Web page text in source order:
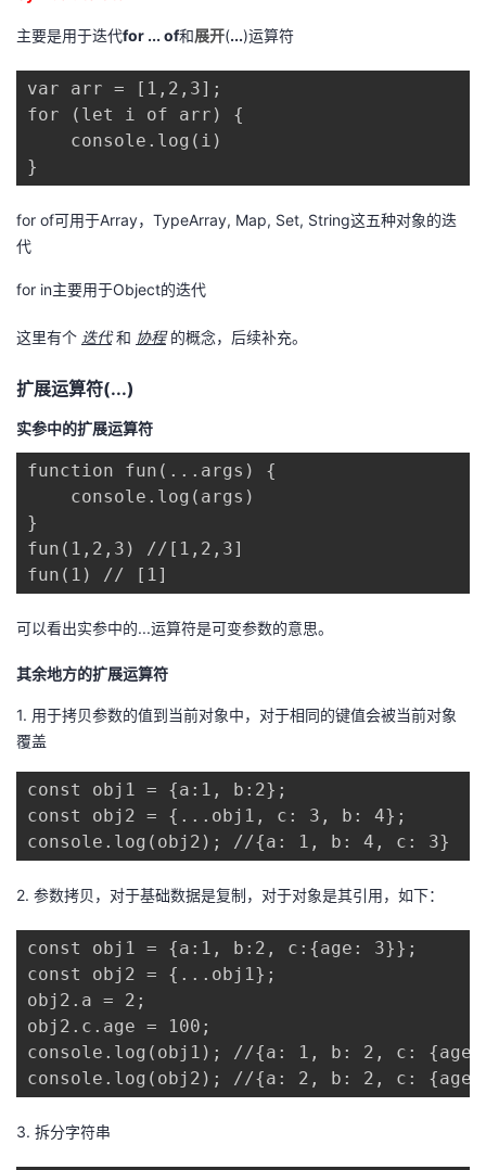
主要是用于迭代for ... of和展开(...)运算符
var arr = [1,2,3];
for (let i of arr) {
console.log(i)
}
for of可用于Array，TypeArray, Map, Set, String这五种对象的迭
代
for in主要用于Object的迭代
这里有个 迭代 和 协程 的概念，后续补充。
扩展运算符(...)
实参中的扩展运算符
function fun(...args) {
console.log(args)
}
fun(1,2,3) //[1,2,3]
fun(1) // [1]
可以看出实参中的...运算符是可变参数的意思。
其余地方的扩展运算符
1. 用于拷贝参数的值到当前对象中，对于相同的键值会被当前对象
覆盖
const obj1 = {a:1, b:2};
const obj2 = {...obj1, c: 3, b: 4};
console.log(obj2); //{a: 1, b: 4, c: 3}
2. 参数拷贝，对于基础数据是复制，对于对象是其引用，如下：
const obj1 = {a:1, b:2, c:{age: 3}};
const obj2 = {...obj1};
obj2.a = 2;
obj2.c.age = 100;
console.log(obj1); //{a: 1, b: 2, c: {age:
console.log(obj2); //{a: 2, b: 2, c: {age:
3. 拆分字符串